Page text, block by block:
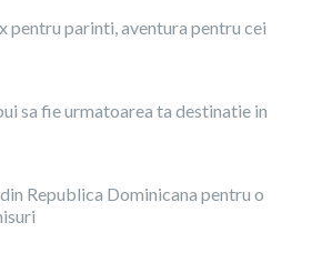
pentru parinti, aventura pentru cei
sa fie urmatoarea ta destinatie in
Republica Dominicana pentru o